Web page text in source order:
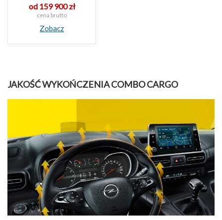
od 159 900 zł
cena brutto
Zobacz
JAKOŚĆ WYKOŃCZENIA COMBO CARGO